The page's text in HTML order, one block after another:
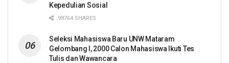
Kepedulian Sosial
98764 SHARES
Seleksi Mahasiswa Baru UNW Mataram
Gelombang I, 2000 Calon Mahasiswa Ikuti Tes
Tulis dan Wawancara